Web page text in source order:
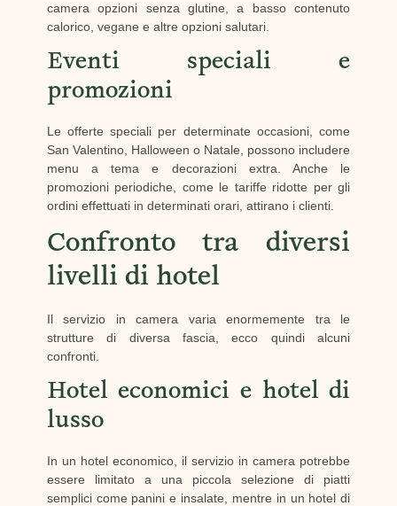
camera opzioni senza glutine, a basso contenuto
calorico, vegane e altre opzioni salutari.
Eventi speciali e
promozioni
Le offerte speciali per determinate occasioni, come
San Valentino, Halloween o Natale, possono includere
menu a tema e decorazioni extra. Anche le
promozioni periodiche, come le tariffe ridotte per gli
ordini effettuati in determinati orari, attirano i clienti.
Confronto tra diversi
livelli di hotel
Il servizio in camera varia enormemente tra le
strutture di diversa fascia, ecco quindi alcuni
confronti.
Hotel economici e hotel di
lusso
In un hotel economico, il servizio in camera potrebbe
essere limitato a una piccola selezione di piatti
semplici come panini e insalate, mentre in un hotel di